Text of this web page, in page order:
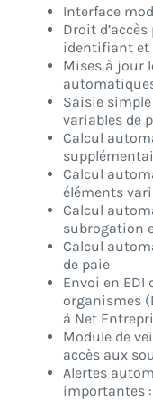
Interface
Droit
identifiant et
Mises à jour
Saisie
variables de
Calcul
Calcul
éléments
Calcul
subrogation
Calcul
de paie
Envoi en EDI
organismes
à Net
Module de
accès aux
Alertes
importantes :